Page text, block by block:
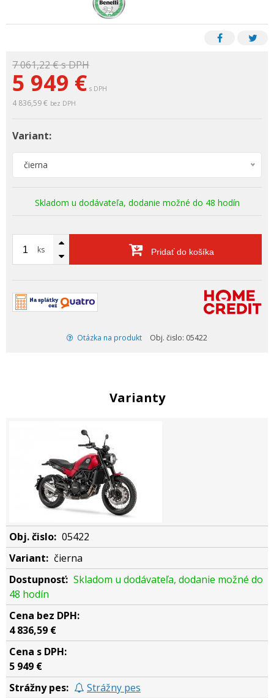
7 061,22 €s DPH
5 949 € s DPH
4 836,59 € bez DPH
Variant:
čierna
Skladom u dodávateľa, dodanie možné do 48 hodín
ks Pridať do košíka
Otázka na produkt Obj. čislo: 05422
Varianty
05422
čierna
Skladom u dodávateľa, dodanie možné do
48 hodín
4 836,59 €
5 949 €
Strážny pes